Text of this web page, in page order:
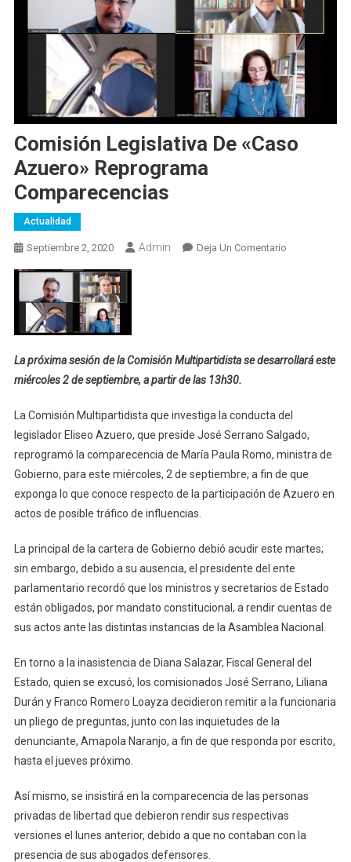
Comisión Legislativa De «caso
Azuero» Reprograma
Comparecencias
Actualidad
Septiembre 2, 2020 Admin Deja Un ComentarioEn
Reprograma
La próxima sesión de la Comisión Multipartidista se desarrollará este
miércoles 2 de septiembre, a partir de las 13h30.
La Comisión Multipartidista que investiga la conducta del
legislador Eliseo Azuero, que preside José Serrano Salgado,
reprogramó la comparecencia de María Paula Romo, ministra de
Gobierno, para este miércoles, 2 de septiembre, a fin de que
exponga lo que conoce respecto de la participación de Azuero en
actos de posible tráfico de influencias.
La principal de la cartera de Gobierno debió acudir este martes;
sin embargo, debido a su ausencia, el presidente del ente
parlamentario recordó que los ministros y secretarios de Estado
están obligados, por mandato constitucional, a rendir cuentas de
sus actos ante las distintas instancias de la Asamblea Nacional.
En torno a la inasistencia de Diana Salazar, Fiscal General del
Estado, quien se excusó, los comisionados José Serrano, Liliana
Durán y Franco Romero Loayza decidieron remitir a la funcionaria
un pliego de preguntas, junto con las inquietudes de la
denunciante, Amapola Naranjo, a fin de que responda por escrito,
hasta el jueves próximo.
Así mismo, se insistirá en la comparecencia de las personas
privadas de libertad que debieron rendir sus respectivas
versiones el lunes anterior, debido a que no contaban con la
presencia de sus abogados defensores.